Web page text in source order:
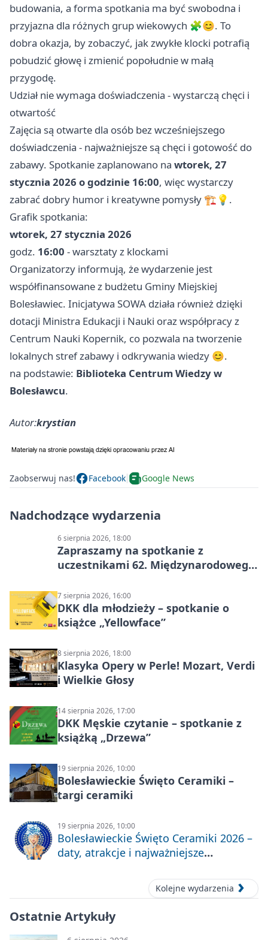
budowania, a forma spotkania ma być swobodna i
przyjazna dla różnych grup wiekowych 🧩😊. To
dobra okazja, by zobaczyć, jak zwykłe klocki potrafią
pobudzić głowę i zmienić popołudnie w małą
przygodę.
Udział nie wymaga doświadczenia - wystarczą chęci i
otwartość
Zajęcia są otwarte dla osób bez wcześniejszego
doświadczenia - najważniejsze są chęci i gotowość do
zabawy. Spotkanie zaplanowano na wtorek, 27
stycznia 2026 o godzinie 16:00, więc wystarczy
zabrać dobry humor i kreatywne pomysły 🏗️💡.
Grafik spotkania:
wtorek, 27 stycznia 2026
godz. 16:00 - warsztaty z klockami
Organizatorzy informują, że wydarzenie jest
współfinansowane z budżetu Gminy Miejskiej
Bolesławiec. Inicjatywa SOWA działa również dzięki
dotacji Ministra Edukacji i Nauki oraz współpracy z
Centrum Nauki Kopernik, co pozwala na tworzenie
lokalnych stref zabawy i odkrywania wiedzy 😊.
na podstawie: Biblioteka Centrum Wiedzy w
Bolesławcu.
Autor:krystian
Zaobserwuj nas! Facebook Google News
Nadchodzące wydarzenia
6 sierpnia 2026, 18:00
Zapraszamy na spotkanie z
uczestnikami 62. Międzynarodowego
7 sierpnia 2026, 16:00
DKK dla młodzieży – spotkanie o
książce „Yellowface”
8 sierpnia 2026, 18:00
Klasyka Opery w Perle! Mozart, Verdi
i Wielkie Głosy
14 sierpnia 2026, 17:00
DKK Męskie czytanie – spotkanie z
książką „Drzewa”
19 sierpnia 2026, 10:00
Bolesławieckie Święto Ceramiki –
targi ceramiki
19 sierpnia 2026, 10:00
Bolesławieckie Święto Ceramiki 2026 –
daty, atrakcje i najważniejsze
Kolejne wydarzenia
Ostatnie Artykuły